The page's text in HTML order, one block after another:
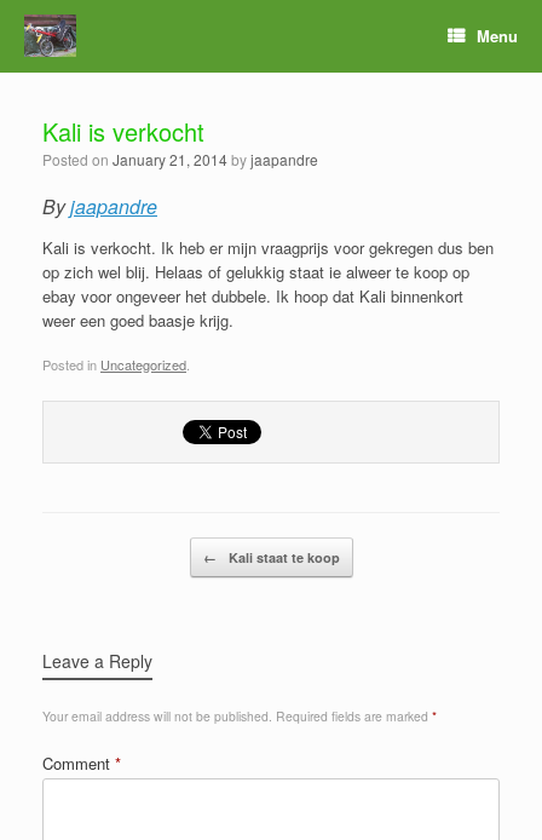
Menu
Kali is verkocht
Posted on January 21, 2014byjaapandre
Byjaapandre
Kali is verkocht. Ik heb er mijn vraagprijs voor gekregen dus ben
op zich wel blij. Helaas of gelukkig staat ie alweer te koop op
ebay voor ongeveer het dubbele. Ik hoop dat Kali binnenkort
weer een goed baasje krijg.
Posted in Uncategorized
← Kali staat te koop
Leave a Reply
Your email address will not be published. Required fields are marked *
Comment *